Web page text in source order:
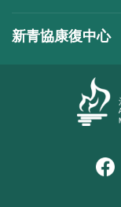
新青協康復中心